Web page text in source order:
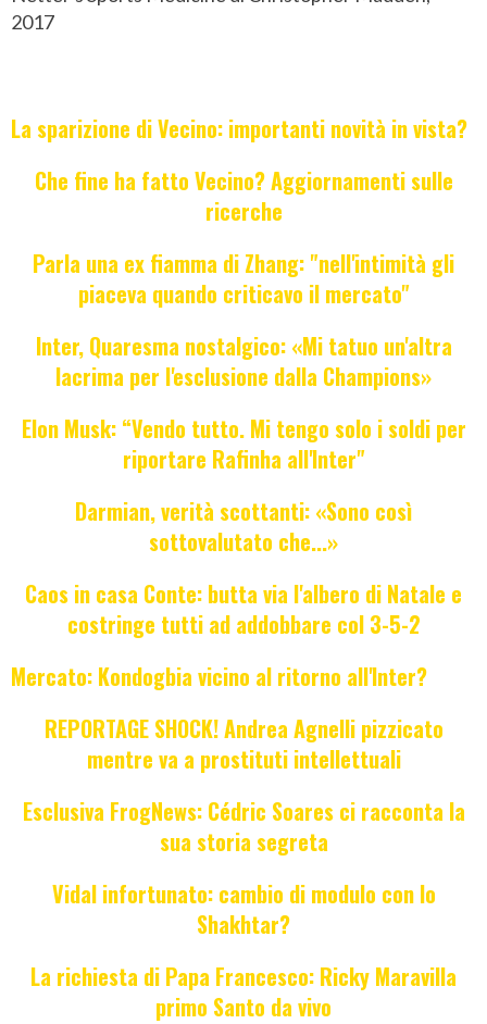
2017
La sparizione di Vecino: importanti novità in vista?
Che fine ha fatto Vecino? Aggiornamenti sulle
ricerche
Parla una ex fiamma di Zhang: "nell'intimità gli
piaceva quando criticavo il mercato"
Inter, Quaresma nostalgico: «Mi tatuo un'altra
lacrima per l'esclusione dalla Champions»
Elon Musk: “Vendo tutto. Mi tengo solo i soldi per
riportare Rafinha all'Inter"
Darmian, verità scottanti: «Sono così
sottovalutato che...»
Caos in casa Conte: butta via l'albero di Natale e
costringe tutti ad addobbare col 3-5-2
Mercato: Kondogbia vicino al ritorno all'Inter?
REPORTAGE SHOCK! Andrea Agnelli pizzicato
mentre va a prostituti intellettuali
Esclusiva FrogNews: Cédric Soares ci racconta la
sua storia segreta
Vidal infortunato: cambio di modulo con lo
Shakhtar?
La richiesta di Papa Francesco: Ricky Maravilla
primo Santo da vivo